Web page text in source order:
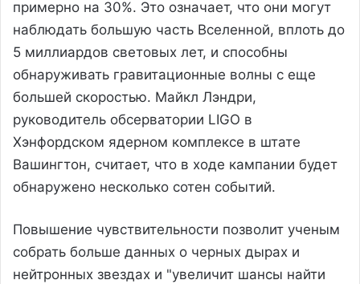
примерно на 30%. Это означает, что они могут
наблюдать большую часть Вселенной, вплоть до
5 миллиардов световых лет, и способны
обнаруживать гравитационные волны с еще
большей скоростью. Майкл Лэндри,
руководитель обсерватории LIGO в
Хэнфордском ядерном комплексе в штате
Вашингтон, считает, что в ходе кампании будет
обнаружено несколько сотен событий.
Повышение чувствительности позволит ученым
собрать больше данных о черных дырах и
нейтронных звездах и "увеличит шансы найти